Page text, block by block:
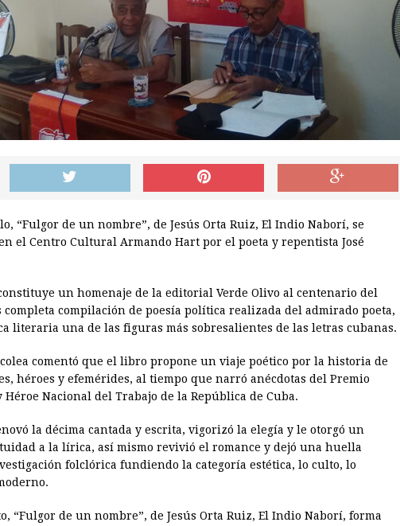
“Fulgor de un nombre”, de Jesús Orta Ruiz, El Indio Naborí, se
el Centro Cultural Armando Hart por el poeta y repentista José
un homenaje de la editorial Verde Olivo al centenario del
compilación de poesía política realizada del admirado poeta,
literaria una de las figuras más sobresalientes de las letras cubanas.
comentó que el libro propone un viaje poético por la historia de
héroes y efemérides, al tiempo que narró anécdotas del Premio
Nacional del Trabajo de la República de Cuba.
la décima cantada y escrita, vigorizó la elegía y le otorgó un
a la lírica, así mismo revivió el romance y dejó una huella
folclórica fundiendo la categoría estética, lo culto, lo
“Fulgor de un nombre”, de Jesús Orta Ruiz, El Indio Naborí, forma